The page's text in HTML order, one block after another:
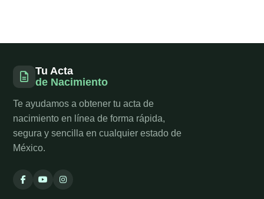
Tu Acta
de Nacimiento
Te ayudamos a obtener tu acta de
nacimiento en línea de forma rápida,
segura y sencilla en cualquier estado de
México.